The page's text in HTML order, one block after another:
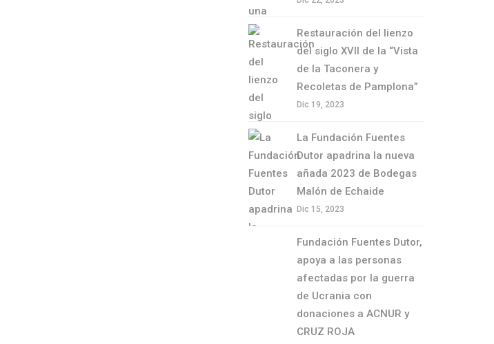
Restauración del lienzo
del siglo XVII de la “Vista
de la Taconera y
Recoletas de Pamplona”
Dic 19, 2023
La Fundación Fuentes
Dutor apadrina la nueva
añada 2023 de Bodegas
Malón de Echaide
Dic 15, 2023
Fundación Fuentes Dutor,
apoya a las personas
afectadas por la guerra
de Ucrania con
donaciones a ACNUR y
CRUZ ROJA